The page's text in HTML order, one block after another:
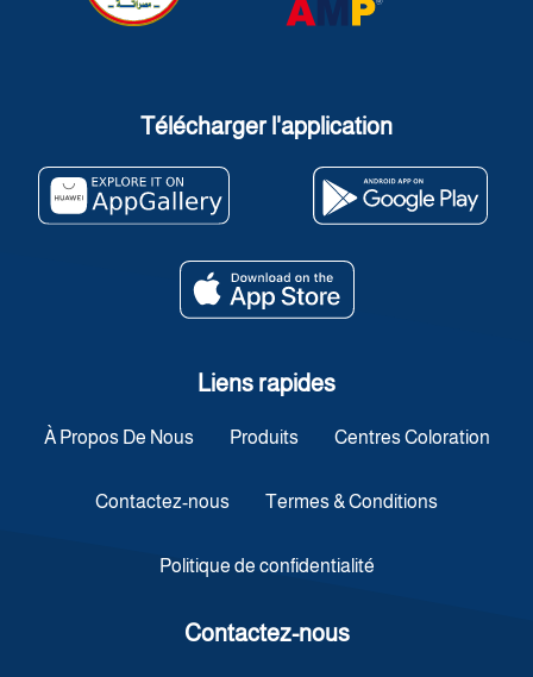
Contactez-nous
Télécharger l'application
Liens rapides
À Propos De Nous Produits Centres Coloration
Contactez-nous Termes & Conditions
Politique de confidentialité